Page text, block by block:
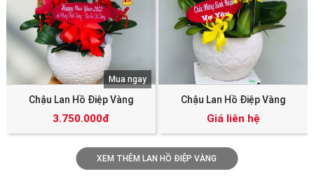
Chậu Lan Hồ Điệp Vàng
3.750.000đ
Mua ngay
Chậu Lan Hồ Điệp Vàng
Giá liên hệ
XEM THÊM LAN HỒ ĐIỆP VÀNG